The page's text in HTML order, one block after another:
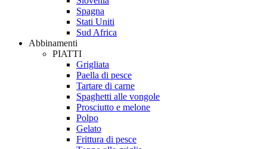
Spagna
Stati Uniti
Sud Africa
Abbinamenti
PIATTI
Grigliata
Paella di pesce
Tartare di carne
Spaghetti alle vongole
Prosciutto e melone
Polpo
Gelato
Frittura di pesce